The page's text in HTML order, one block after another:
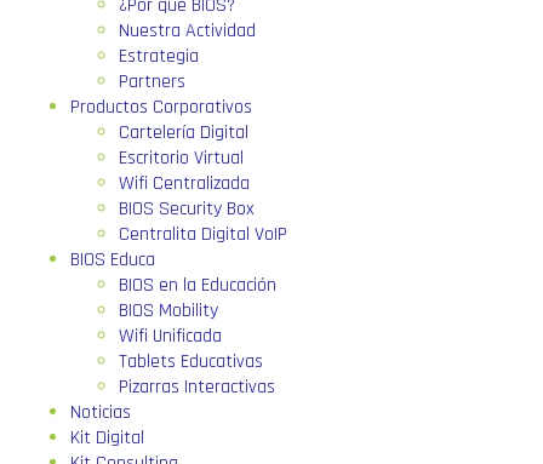
¿Por qué BIOS?
Nuestra Actividad
Estrategia
Partners
Productos Corporativos
Cartelería Digital
Escritorio Virtual
Wifi Centralizada
BIOS Security Box
Centralita Digital VoIP
BIOS Educa
BIOS en la Educación
BIOS Mobility
Wifi Unificada
Tablets Educativas
Pizarras Interactivas
Noticias
Kit Digital